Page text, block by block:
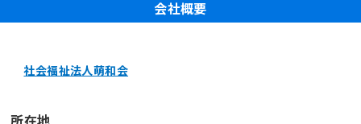
会社概要
社会福祉法人萌和会
所在地